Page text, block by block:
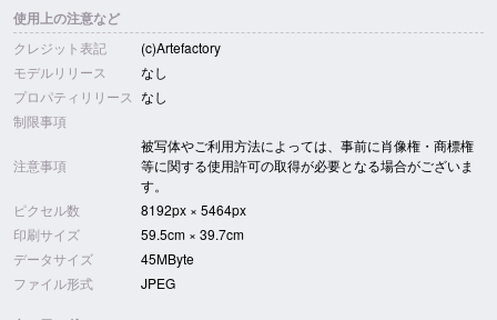
使用上の注意など
クレジット表記
(c)Artefactory
モデルリリース
なし
プロパティリリース なし
制限事項
注意事項
被写体やご利用方法によっては、事前に肖像権・商標権
等に関する使用許可の取得が必要となる場合がございま
す。
ピクセル数
8192px × 5464px
印刷サイズ
59.5cm × 39.7cm
データサイズ
45MByte
ファイル形式
JPEG